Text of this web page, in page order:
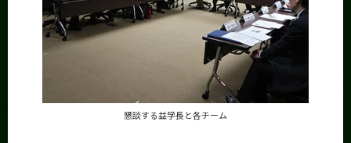
懇談する益学長と各チーム